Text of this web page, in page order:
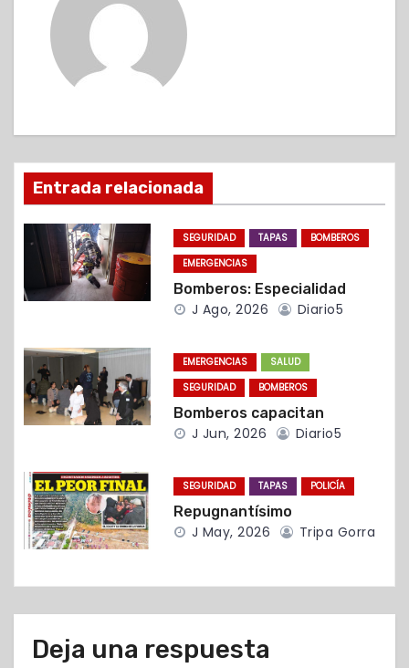
i
ó
n
d
e
e
n
t
a
d
s
Entrada relacionada
SEGURIDAD TAPAS
BOMBEROS
EMERGENCIAS
Bomberos: Especialidad
J Ago, 2026 Diario5
EMERGENCIAS
SALUD
SEGURIDAD
BOMBEROS
Bomberos capacitan
J Jun, 2026 Diario5
SEGURIDAD TAPAS POLICÍA
Repugnantísimo
J May, 2026 Tripa Gorra
Deja una respuesta